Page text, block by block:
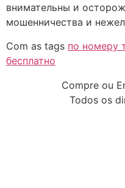
внимательны и
мошенничества и
Com as tags по номеру
бесплатно
Compre ou
Todos os